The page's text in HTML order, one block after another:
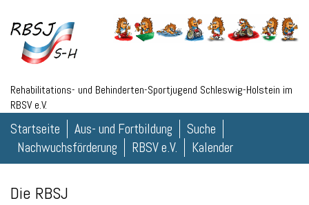
Rehabilitations- und Behinderten-Sportjugend Schleswig-Holstein im
RBSV e.V.
Startseite Aus- und Fortbildung
Suche
Nachwuchsförderung
RBSV e.V. Kalender
Die RBSJ